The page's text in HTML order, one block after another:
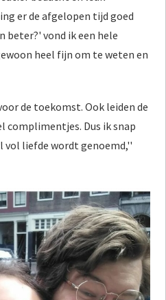
er de afgelopen tijd goed
beter?' vond ik een hele
heel fijn om te weten en
de toekomst. Ook leiden de
complimentjes. Dus ik snap
vol liefde wordt genoemd,''